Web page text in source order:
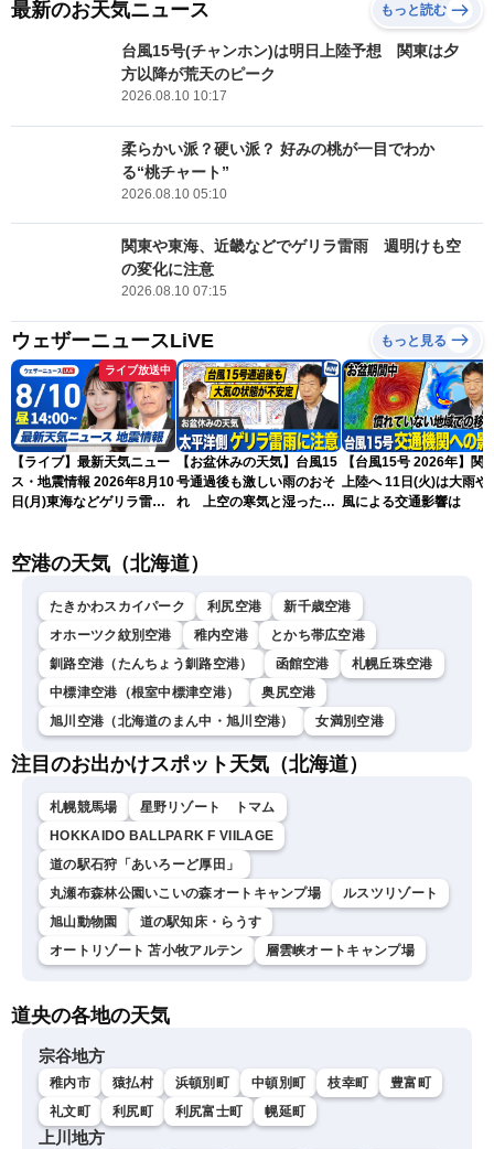
最新のお天気ニュース もっと読む
台風15号(チャンホン)は明日上陸予想 関東は夕
方以降が荒天のピーク
2026.08.10 10:17
柔らかい派？硬い派？ 好みの桃が一目でわか
る“桃チャート”
2026.08.10 05:10
関東や東海、近畿などでゲリラ雷雨 週明けも空
の変化に注意
2026.08.10 07:15
ウェザーニュースLiVE もっと見る
ライブ放送中
【ライブ】最新天気ニュー
ス・地震情報 2026年8月10
日(月)東海などゲリラ雷雨
ースLiVEアフタヌーン・戸
【お盆休みの天気】台風15
号通過後も激しい雨のおそ
れ 上空の寒気と湿った空
【台風15号 2026年】関
上陸へ 11日(火)は大雨や
風による交通影響は
空港の天気（北海道）
たきかわスカイパーク 利尻空港
新千歳空港
オホーツク紋別空港
稚内空港
とかち帯広空港
釧路空港（たんちょう釧路空港）
函館空港
札幌丘珠空港
中標津空港（根室中標津空港）
奥尻空港
旭川空港（北海道のまん中・旭川空港）
女満別空港
注目のお出かけスポット天気（北海道）
札幌競馬場
星野リゾート トマム
HOKKAIDO BALLPARK F VIILAGE
道の駅石狩「あいろーど厚田」
丸瀬布森林公園いこいの森オートキャンプ場
ルスツリゾート
旭山動物園
道の駅知床・らうす
オートリゾート 苫小牧アルテン
層雲峡オートキャンプ場
道央の各地の天気
宗谷地方
稚内市 猿払村 浜頓別町 中頓別町 枝幸町
豊富町
礼文町
利尻町 利尻富士町 幌延町
上川地方